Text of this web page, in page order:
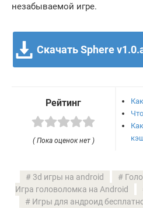
незабываемой игре.
Скачать Sphere
Рейтинг
( Пока оценок нет )
3d игры на android
Игра головоломка на Android
Игры для андроид